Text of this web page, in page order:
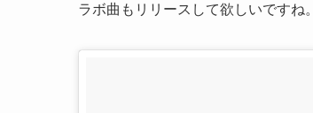
ラボ曲もリリースして欲しいですね。